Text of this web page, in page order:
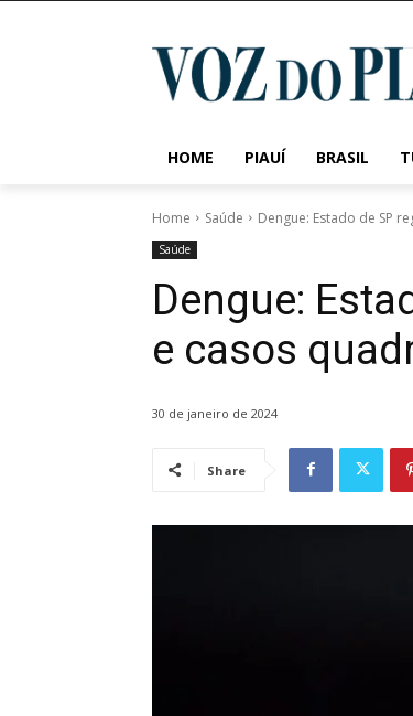
HOME PIAUÍ BRASIL
Home Saúde Dengue: Estado de SP
Saúde
Dengue:
e casos
30 de janeiro de 2024
Share